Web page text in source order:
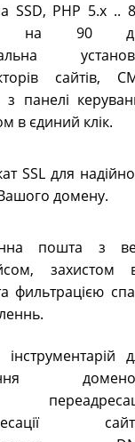
SSD, PHP 5.х ..
на 90
сайтів,
з панелі
в єдиний клік.
SSL для
домену.
пошта з
захистом
фильтрацією
інструментарій